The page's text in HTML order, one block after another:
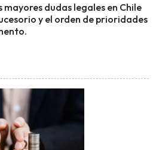
mayores dudas legales en Chile
y el orden de prioridades